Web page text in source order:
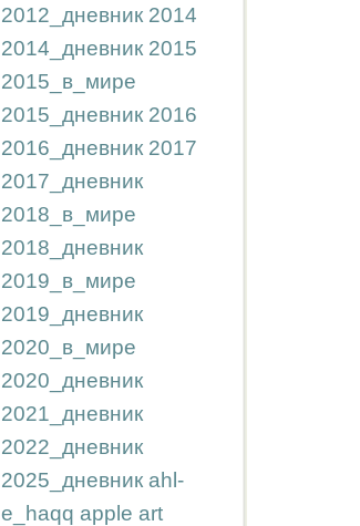
2012_дневник 2014
2014_дневник 2015
2015_в_мире
2015_дневник 2016
2016_дневник 2017
2017_дневник
2018_в_мире
2018_дневник
2019_в_мире
2019_дневник
2020_в_мире
2020_дневник
2021_дневник
2022_дневник
2025_дневник ahl-
e_haqq apple art